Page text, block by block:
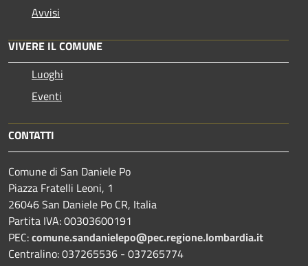
Avvisi
VIVERE IL COMUNE
Luoghi
Eventi
CONTATTI
Comune di San Daniele Po
Piazza Fratelli Leoni, 1
26046 San Daniele Po CR, Italia
Partita IVA: 00303600191
PEC:comune.sandanielepo@pec.regione.lombardia.it
Centralino: 037265536 - 037265774